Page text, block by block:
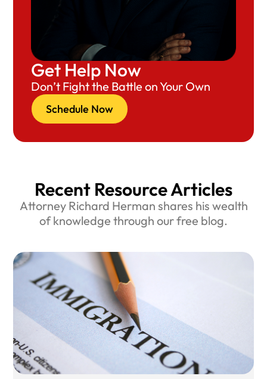
Get Help Now
Don’t Fight the Battle on Your Own
Schedule Now
Recent Resource Articles
Attorney Richard Herman shares his wealth
of knowledge through our free blog.